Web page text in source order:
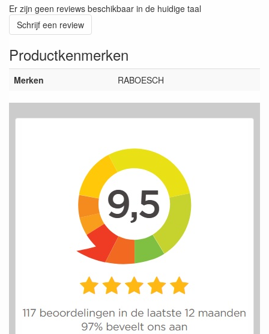
Er zijn geen reviews beschikbaar in de huidige taal
Schrijf een review
Productkenmerken
Merken RABOESCH